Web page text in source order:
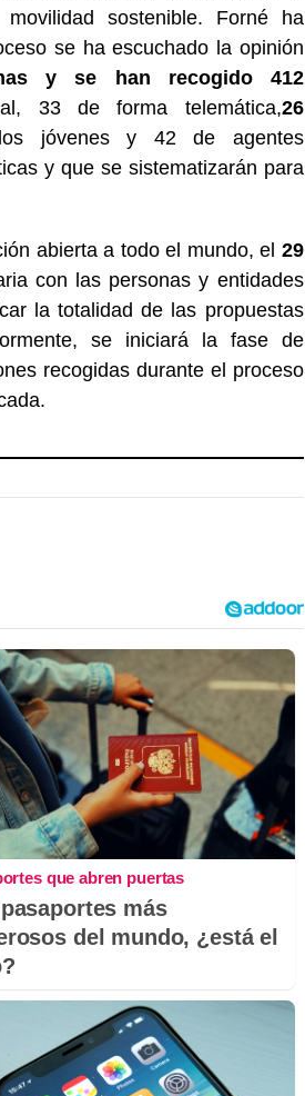
sostenible. Forné ha
se ha escuchado la opinión
y se han recogido 412
33 de forma telemática,26
jóvenes y 42 de agentes
y que se sistematizarán para
abierta a todo el mundo, el 29
con las personas y entidades
la totalidad de las propuestas
se iniciará la fase de
recogidas durante el proceso
que abren puertas
más
del mundo, ¿está el